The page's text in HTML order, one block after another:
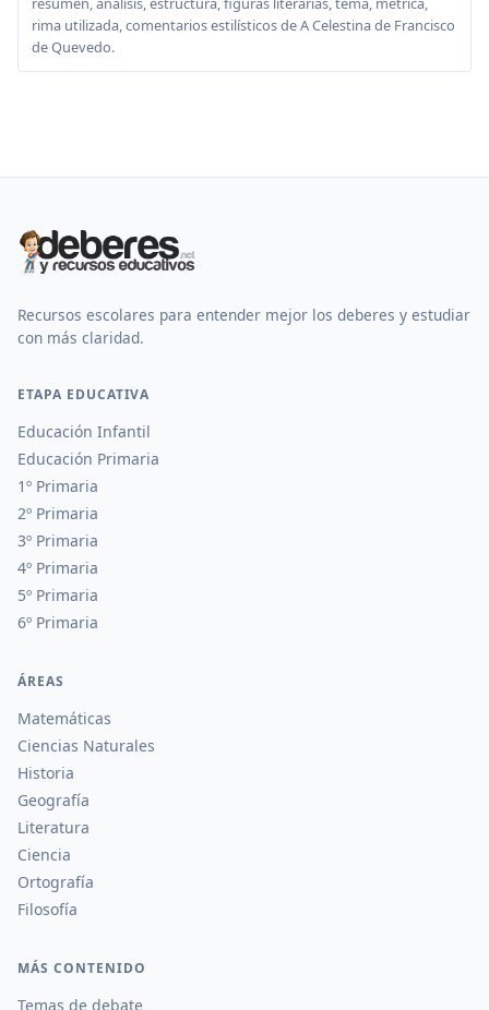
rima utilizada, comentarios estilísticos de A Celestina de Francisco
de Quevedo.
Recursos escolares para entender mejor los deberes y estudiar
con más claridad.
ETAPA EDUCATIVA
Educación Infantil
Educación Primaria
1º Primaria
2º Primaria
3º Primaria
4º Primaria
5º Primaria
6º Primaria
ÁREAS
Matemáticas
Ciencias Naturales
Historia
Geografía
Literatura
Ciencia
Ortografía
Filosofía
MÁS CONTENIDO
Temas de debate